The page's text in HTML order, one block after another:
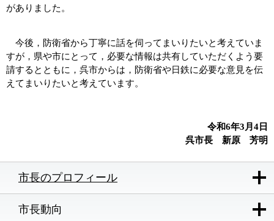
がありました。
今後，防衛省から丁寧に話を伺ってまいりたいと考えていま
すが，県や市にとって，必要な情報は共有していただくよう要
請するとともに，呉市からは，防衛省や日鉄に必要な意見を伝
えてまいりたいと考えています。​
令和6年3月4日
呉市長 新原 芳明
市長のプロフィール
市長動向